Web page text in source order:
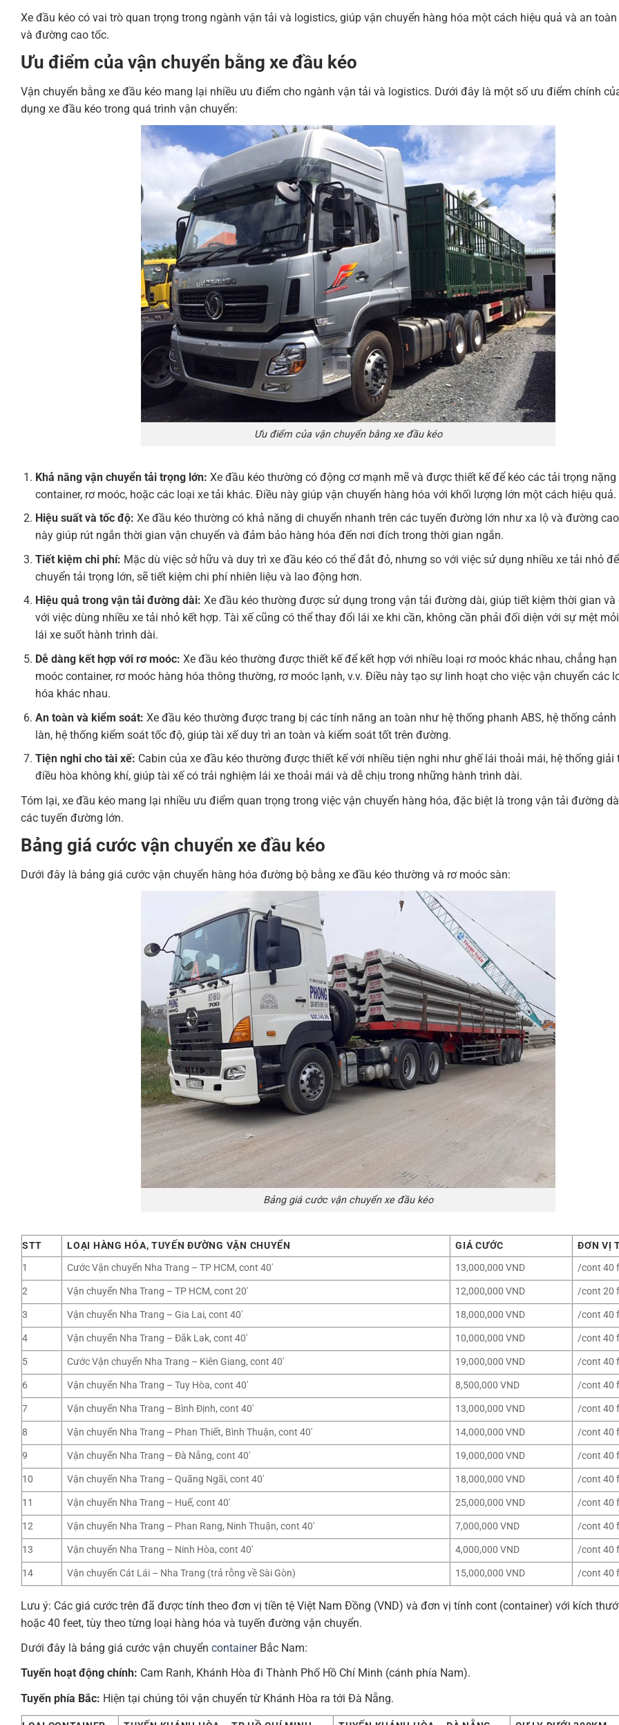
Xe đầu kéo có vai trò quan trọng trong ngành vận tải và logistics, giúp vận chuyển hàng hóa một cách hiệu quả và an
và đường cao tốc.
Ưu điểm của vận chuyển bằng xe đầu kéo
Vận chuyển bằng xe đầu kéo mang lại nhiều ưu điểm cho ngành vận tải và logistics. Dưới đây là một số ưu điểm chính
dụng xe đầu kéo trong quá trình vận chuyển:
Ưu điểm của vận chuyển bằng xe đầu kéo
Khả năng vận chuyển tải trọng lớn: Xe đầu kéo thường có động cơ mạnh mẽ và được thiết kế để kéo các tải trọng
container, rơ moóc, hoặc các loại xe tải khác. Điều này giúp vận chuyển hàng hóa với khối lượng lớn một cách hiệu quả.
Hiệu suất và tốc độ: Xe đầu kéo thường có khả năng di chuyển nhanh trên các tuyến đường lớn như xa lộ và đường
này giúp rút ngắn thời gian vận chuyển và đảm bảo hàng hóa đến nơi đích trong thời gian ngắn.
Tiết kiệm chi phí: Mặc dù việc sở hữu và duy trì xe đầu kéo có thể đắt đỏ, nhưng so với việc sử dụng nhiều xe tải nhỏ
chuyển tải trọng lớn, sẽ tiết kiệm chi phí nhiên liệu và lao động hơn.
Hiệu quả trong vận tải đường dài: Xe đầu kéo thường được sử dụng trong vận tải đường dài, giúp tiết kiệm thời gian và
với việc dùng nhiều xe tải nhỏ kết hợp. Tài xế cũng có thể thay đổi lái xe khi cần, không cần phải đối diện với sự mệt
lái xe suốt hành trình dài.
Dễ dàng kết hợp với rơ moóc: Xe đầu kéo thường được thiết kế để kết hợp với nhiều loại rơ moóc khác nhau, chẳng
moóc container, rơ moóc hàng hóa thông thường, rơ moóc lạnh, v.v. Điều này tạo sự linh hoạt cho việc vận chuyển các
hóa khác nhau.
An toàn và kiểm soát: Xe đầu kéo thường được trang bị các tính năng an toàn như hệ thống phanh ABS, hệ thống cảnh
làn, hệ thống kiểm soát tốc độ, giúp tài xế duy trì an toàn và kiểm soát tốt trên đường.
Tiện nghi cho tài xế: Cabin của xe đầu kéo thường được thiết kế với nhiều tiện nghi như ghế lái thoải mái, hệ thống giải
điều hòa không khí, giúp tài xế có trải nghiệm lái xe thoải mái và dễ chịu trong những hành trình dài.
Tóm lại, xe đầu kéo mang lại nhiều ưu điểm quan trọng trong việc vận chuyển hàng hóa, đặc biệt là trong vận tải đường
các tuyến đường lớn.
Bảng giá cước vận chuyển xe đầu kéo
Dưới đây là bảng giá cước vận chuyển hàng hóa đường bộ bằng xe đầu kéo thường và rơ moóc sàn:
Bảng giá cước vận chuyển xe đầu kéo
STT LOẠI HÀNG HÓA, TUYẾN ĐƯỜNG VẬN CHUYỂN GIÁ CƯỚC
ĐƠN VỊ
1
Cước Vận chuyển Nha Trang – TP HCM, cont 40′ 13,000,000 VND
/cont 40
2
Vận chuyển Nha Trang – TP HCM, cont 20′ 12,000,000 VND
/cont 20
3
Vận chuyển Nha Trang – Gia Lai, cont 40′ 18,000,000 VND
/cont 40
4
Vận chuyển Nha Trang – Đắk Lak, cont 40′ 10,000,000 VND
/cont 40
5
Cước Vận chuyển Nha Trang – Kiên Giang, cont 40′ 19,000,000 VND
/cont 40
6
Vận chuyển Nha Trang – Tuy Hòa, cont 40′ 8,500,000 VND
/cont 40
7
Vận chuyển Nha Trang – Bình Định, cont 40′ 13,000,000 VND
/cont 40
8
Vận chuyển Nha Trang – Phan Thiết, Bình Thuận, cont 40′ 14,000,000 VND
/cont 40
9
Vận chuyển Nha Trang – Đà Nẵng, cont 40′ 19,000,000 VND
/cont 40
10
Vận chuyển Nha Trang – Quãng Ngãi, cont 40′ 18,000,000 VND
/cont 40
11
Vận chuyển Nha Trang – Huế, cont 40′ 25,000,000 VND
/cont 40
12
Vận chuyển Nha Trang – Phan Rang, Ninh Thuận, cont 40′ 7,000,000 VND
/cont 40
13
Vận chuyển Nha Trang – Ninh Hòa, cont 40′ 4,000,000 VND
/cont 40
14
Vận chuyển Cát Lái – Nha Trang (trả rỗng về Sài Gòn) 15,000,000 VND /cont 40
Lưu ý: Các giá cước trên đã được tính theo đơn vị tiền tệ Việt Nam Đồng (VND) và đơn vị tính cont (container) với kích
hoặc 40 feet, tùy theo từng loại hàng hóa và tuyến đường vận chuyển.
Dưới đây là bảng giá cước vận chuyển containerBắc Nam:
Tuyến hoạt động chính: Cam Ranh, Khánh Hòa đi Thành Phố Hồ Chí Minh (cánh phía Nam).
Tuyến phía Bắc: Hiện tại chúng tôi vận chuyển từ Khánh Hòa ra tới Đà Nẵng.